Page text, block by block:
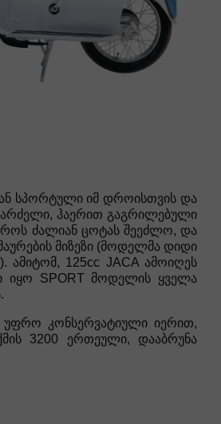
სპორტული იმ დროისთვის და
ჰაერით გაგრილებული
ძალიან ცოტას შეეძლო, და
მიზეზი (მოდელმა დიდი
ამიტომ, 125cc JACA ამოიღეს
იყო SPORT მოდელის ყველა
უფრო კონსერვატიული იერით,
3200 ერთეული, დააბრუნა